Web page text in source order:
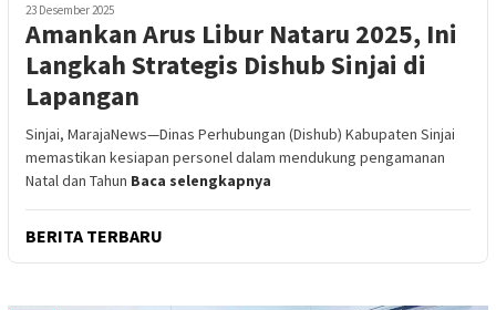
23 Desember 2025
Amankan Arus Libur Nataru 2025, Ini
Langkah Strategis Dishub Sinjai di
Lapangan
Sinjai, MarajaNews—Dinas Perhubungan (Dishub) Kabupaten Sinjai
memastikan kesiapan personel dalam mendukung pengamanan
Natal dan Tahun Baca selengkapnya
BERITA TERBARU